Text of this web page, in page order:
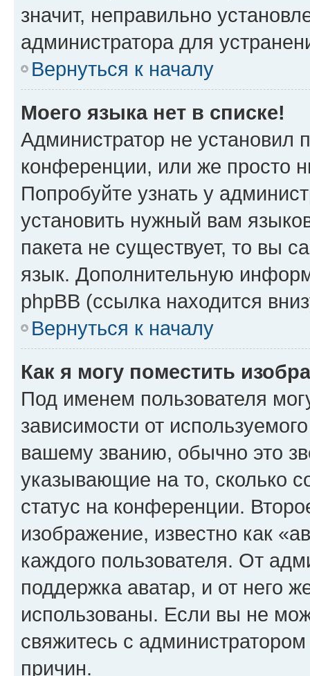
значит, неправильно
администратора для
Вернуться к началу
Моего языка нет в списке!
Администратор не установил
конференции, или же просто
Попробуйте узнать у
установить нужный вам
пакета не существует, то вы
язык. Дополнительную
phpBB (ссылка находится
Вернуться к началу
Как я могу поместить
Под именем пользователя
зависимости от
вашему званию, обычно это
указывающие на то, сколько
статус на конференции.
изображение, известно как
каждого пользователя. От
поддержка аватар, и от него
использованы. Если вы не
свяжитесь с
причин.